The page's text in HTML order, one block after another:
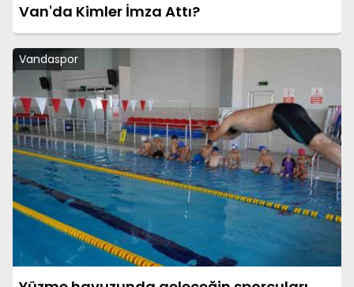
Van'da Kimler İmza Attı?
Vandaspor